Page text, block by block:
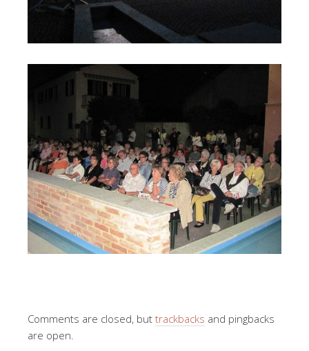
Comments are closed, but trackbacks and pingbacks
are open.